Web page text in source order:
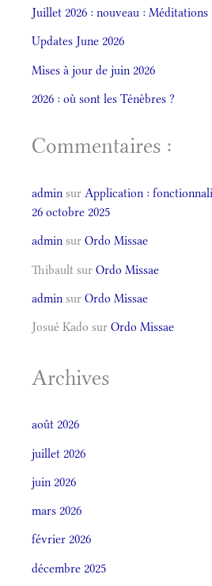
Juillet 2026 : nouveau : Méditations
Updates June 2026
Mises à jour de juin 2026
2026 : où sont les Ténèbres ?
Commentaires :
admin sur Application :
26 octobre 2025
admin sur Ordo Missae
Thibault sur Ordo Missae
admin sur Ordo Missae
Josué Kado sur Ordo Missae
Archives
août 2026
juillet 2026
juin 2026
mars 2026
février 2026
décembre 2025